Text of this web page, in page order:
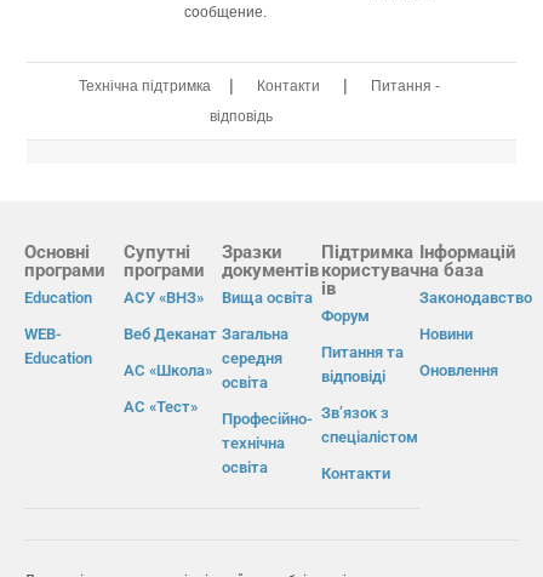
сообщение.
Технічна підтримка | Контакти |
Питання -
відповідь
Основні
програми
Education
WEB-
Education
Супутні
програми
АСУ «ВНЗ»
Веб Деканат
АС «Школа»
АС «Тест»
Зразки
документів
Вища освіта
Загальна
середня
освіта
Професійно-
технічна
освіта
Підтримка
користувач
ів
Форум
Питання та
відповіді
Зв’язок з
спеціалістом
Контакти
Інформацій
на база
Законодавство
Новини
Оновлення